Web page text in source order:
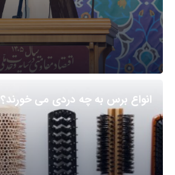
انواع برس به چه دردی می خورند؟